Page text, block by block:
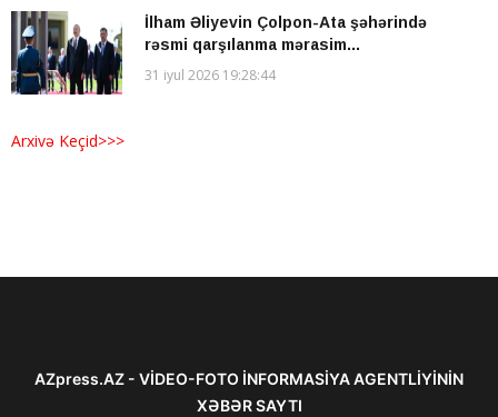
İlham Əliyevin Çolpon-Ata şəhərində
rəsmi qarşılanma mərasim...
31 iyul 2026 19:28:44
Arxivə Keçid>>>
AZpress.AZ - VİDEO-FOTO İNFORMASİYA AGENTLİYİNİN
XƏBƏR SAYTI